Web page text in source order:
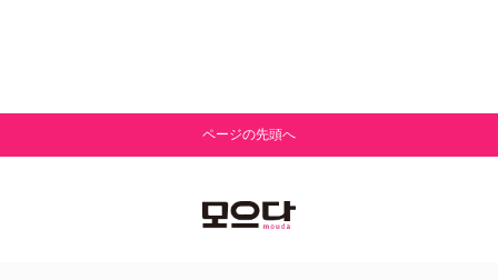
ページの先頭へ